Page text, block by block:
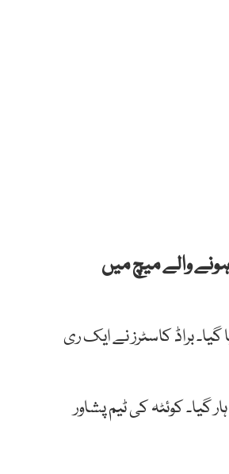
کو ہونے والے میچ میں
براڈ کاسٹرز نے ایک ری
کوئٹہ کی ٹیم پشاور